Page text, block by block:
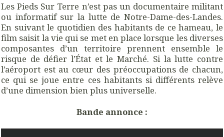
Les Pieds Sur Terre n’est pas un documentaire militant
ou informatif sur la lutte de Notre-Dame-des-Landes.
En suivant le quotidien des habitants de ce hameau, le
film saisit la vie qui se met en place lorsque les diverses
composantes d’un territoire prennent ensemble le
risque de défier l’État et le Marché. Si la lutte contre
l’aéroport est au cœur des préoccupations de chacun,
ce qui se joue entre ces habitants si différents relève
d’une dimension bien plus universelle.
Bande annonce :